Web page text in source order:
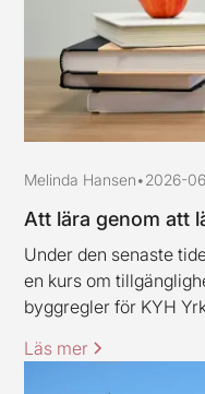
Melinda Hansen•2026-
Att lära genom att
Under den senaste
en kurs om
byggregler för KYH
erkänna att jag var
Läs mer